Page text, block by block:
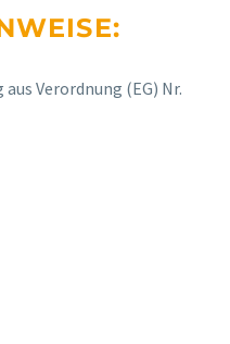
Verordnung (EG) Nr.